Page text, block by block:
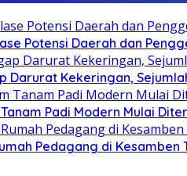
Potensi Daerah dan
Kekeringan,
Padi Modern Mulai
Pedagang di